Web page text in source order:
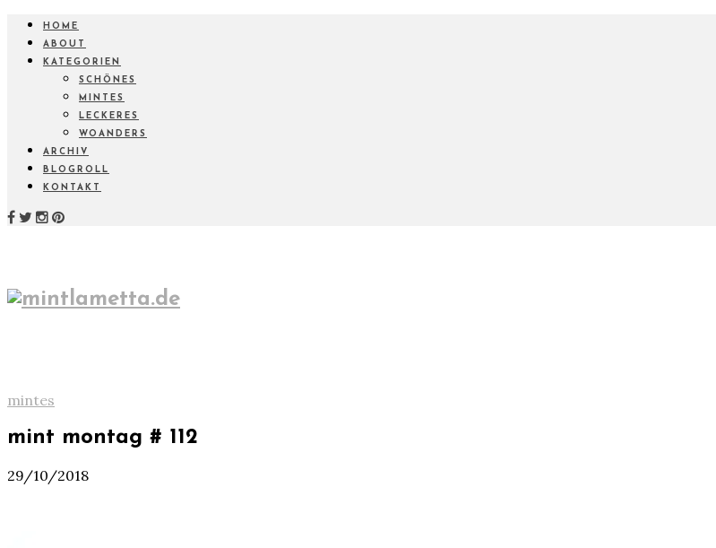
HOME
ABOUT
KATEGORIEN
SCHÖNES
MINTES
LECKERES
WOANDERS
ARCHIV
BLOGROLL
KONTAKT
mintes
mint montag # 112
29/10/2018